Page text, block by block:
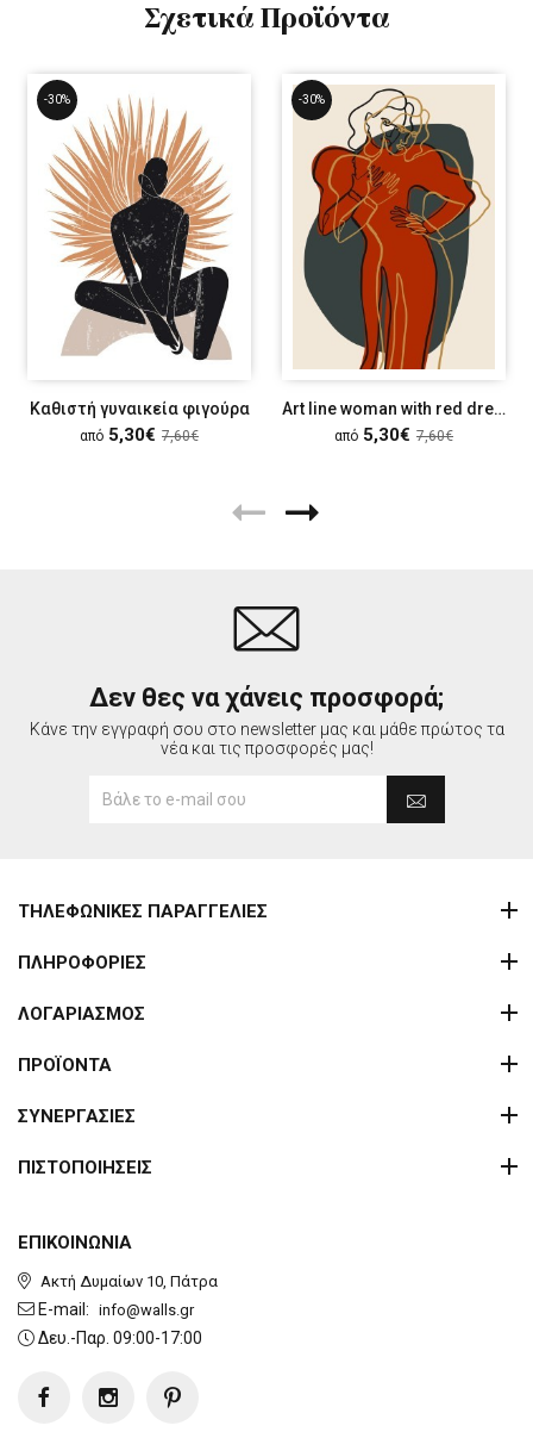
Σχετικά Προϊόντα
-30%
Καθιστή γυναικεία φιγούρα
από 5,30€ 7,60€
-30%
Art line woman with red dress
από 5,30€ 7,60€
Δεν θες να χάνεις προσφορά;
Κάνε την εγγραφή σου στο newsletter μας και μάθε πρώτος τα
νέα και τις προσφορές μας!
ΕΠΙΚΟΙΝΩΝΙΑ
Ακτή Δυμαίων 10, Πάτρα
E-mail: info@walls.gr
Δευ.-Παρ. 09:00-17:00
ΤΗΛΕΦΩΝΙΚΕΣ ΠΑΡΑΓΓΕΛΙΕΣ
ΠΛΗΡΟΦΟΡΙΕΣ
ΛΟΓΑΡΙΑΣΜΟΣ
ΠΡΟΪΟΝΤΑ
ΣΥΝΕΡΓΑΣΙΕΣ
ΠΙΣΤΟΠΟΙΗΣΕΙΣ